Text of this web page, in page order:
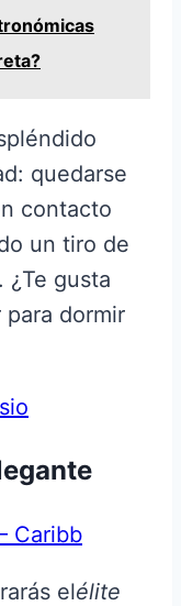
quedarse
contacto
un tiro de
¿Te gusta
dormir
Caribb
elélite